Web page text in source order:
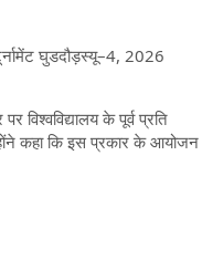
घुडदौड़स्यू–4, 2026
विश्वविद्यालय के पूर्व प्रति
कहा कि इस प्रकार के आयोजन